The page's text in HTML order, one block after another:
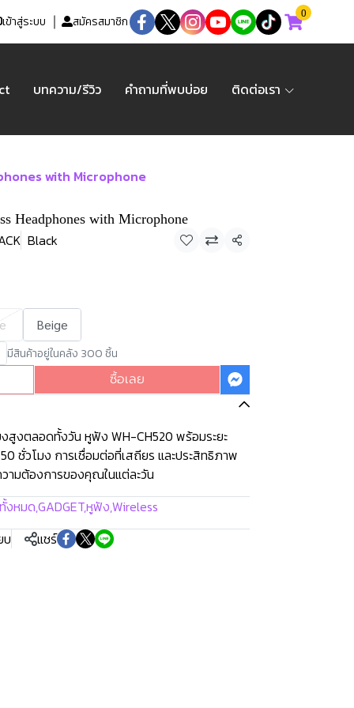
เข้าสู่ระบบ สมัครสมาชิก
0
บทความ/รีวิว คำถามที่พบบ่อย ติดต่อเรา
with Microphone
Headphones with Microphone
Black แชร์
Beige
มีสินค้าอยู่ในคลัง 300 ชิ้น
ซื้อเลย
งตลอดทั้งวัน หูฟัง WH-CH520 พร้อมระยะ
ชั่วโมง การเชื่อมต่อที่เสถียร และประสิทธิภาพ
ามต้องการของคุณในแต่ละวัน
งหมด,GADGET,หูฟัง,Wireless
บ แชร์